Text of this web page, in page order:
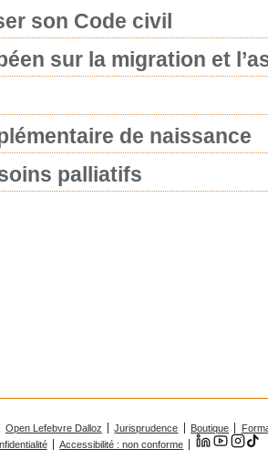
son Code civil
sur la migration et
de naissance
palliatifs
Open Lefebvre Dalloz Jurisprudence Boutique
Accessibilité : non conforme